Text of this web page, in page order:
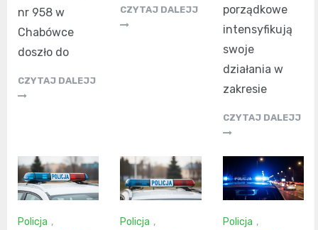
nr 958 w
Chabówce
doszło do
CZYTAJ DALEJJ
CZYTAJ DALEJJ
porządkowe
intensyfikują
swoje
działania w
zakresie
CZYTAJ DALEJJ
Policja ,
Policja ,
Policja ,